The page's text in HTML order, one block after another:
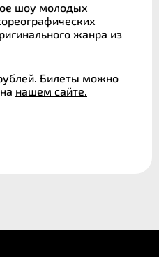
шоу молодых
жанра из
Билеты можно
нашем сайте.